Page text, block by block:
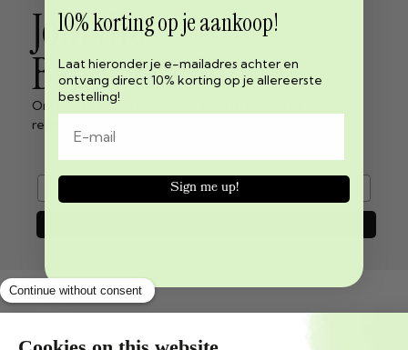
Join the
Beppy revolution
Ontvang het laatste nieuws over menstruatie vrijheid
rechtstreeks in je inbox!
e-mail
10% korting op je aankoop!
Laat hieronder je e-mailadres achter en
ontvang direct 10% korting op je allereerste
bestelling!
Sign me up!